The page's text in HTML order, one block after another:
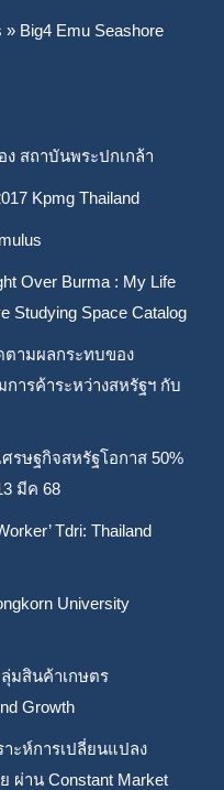
» Big4 Emu Seashore
ง สถาบันพระปกเกล้า
Kpmg Thailand
Over Burma : My Life
Studying Space Catalog
ตามผลกระทบของ
ารค้าระหว่างสหรัฐฯ กับ
รษฐกิจสหรัฐโอกาส 50%
มีค 68
Tdri: Thailand
University
มสินค้าเกษตร
Growth
าะห์การเปลี่ยนแปลง
ผ่าน Constant Market